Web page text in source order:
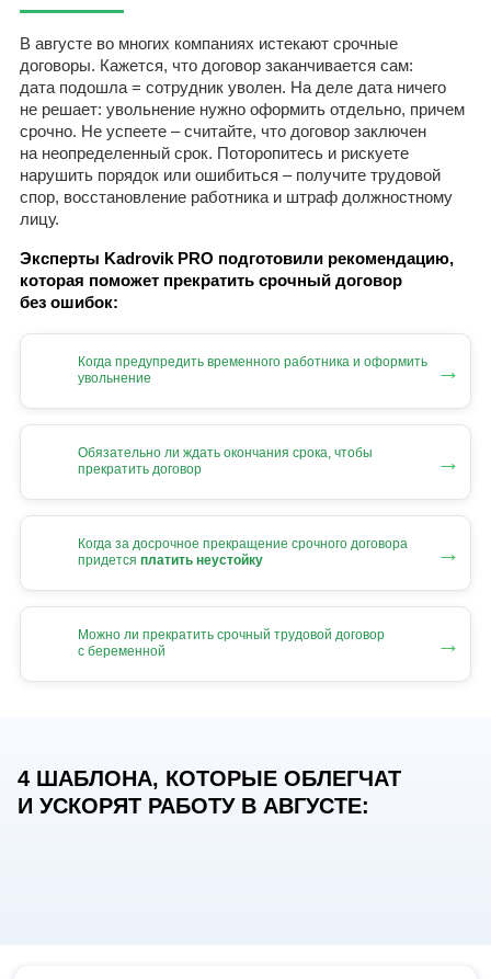
В августе во многих компаниях истекают срочные
договоры. Кажется, что договор заканчивается сам:
дата подошла = сотрудник уволен. На деле дата ничего
не решает: увольнение нужно оформить отдельно, причем
срочно. Не успеете – считайте, что договор заключен
на неопределенный срок. Поторопитесь и рискуете
нарушить порядок или ошибиться – получите трудовой
спор, восстановление работника и штраф должностному
лицу.
Эксперты Kadrovik PRO подготовили рекомендацию,
которая поможет прекратить срочный договор
без ошибок:
Когда предупредить временного работника и оформить
увольнение
→
Обязательно ли ждать окончания срока, чтобы
прекратить договор
→
Когда за досрочное прекращение срочного договора
придется платить неустойку →
Можно ли прекратить срочный трудовой договор
с беременной
→
4 ШАБЛОНА, КОТОРЫЕ ОБЛЕГЧАТ
И УСКОРЯТ РАБОТУ В АВГУСТЕ: